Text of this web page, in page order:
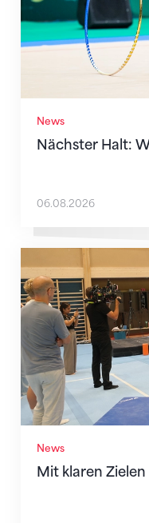
News
Nächster Halt:
06.08.2026
News
Mit klaren
Mit klaren Zielen